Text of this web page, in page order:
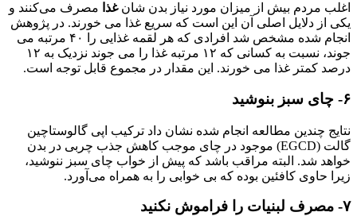
اغلب مردم بیش از میزان مورد نیاز بدن شانغذا مصرف می‌کنند و
یکی از دلایل اصلی‌ آن این است که سریع غذا می‌ خورند. در پژوهش
انجام شده مشخص شد افرادی که هر لقمه غذایی را ۴۰ مرتبه می
‌جوند، نسبت به کسانی که ۱۲ مرتبه غذا را می‌ جوند نزدیک به ۱۲
درصد کمتر غذا می ‌خورند. این مقدار در مجموع قابل توجه است.
۶- چای سبز بنوشید
نتایج چندین مطالعه انجام شده نشان داد ترکیب اپی‌ گالوستاچین
گالت (EGCD) موجود در چای موجب کاهش جذب چربی در بدن
خواهد شد. البته مراقب باشد که پیش از خواب چای سبز ننوشید،
زیرا حاوی کافئین بوده که بی‌ خوابی را به همراه می‌آورد.
۷- مصرف لبنیات را فراموش نکنید